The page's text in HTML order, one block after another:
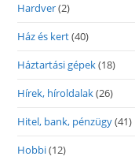
Hardver(2)
Ház és kert(40)
Háztartási gépek(18)
Hírek, híroldalak(26)
Hitel, bank, pénzügy(41)
Hobbi(12)